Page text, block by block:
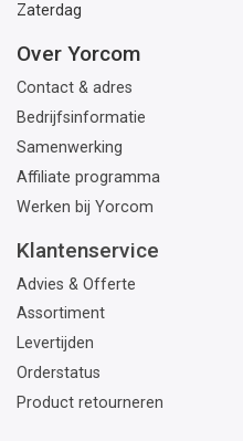
Zaterdag
Over Yorcom
Contact & adres
Bedrijfsinformatie
Samenwerking
Affiliate programma
Werken bij Yorcom
Klantenservice
Advies & Offerte
Assortiment
Levertijden
Orderstatus
Product retourneren